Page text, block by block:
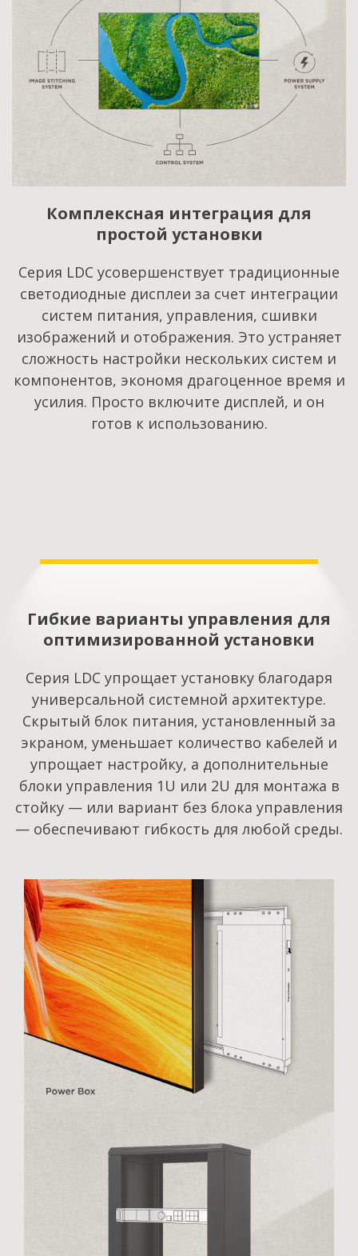
Комплексная интеграция для
простой установки
Серия LDC усовершенствует традиционные
светодиодные дисплеи за счет интеграции
систем питания, управления, сшивки
изображений и отображения. Это устраняет
сложность настройки нескольких систем и
компонентов, экономя драгоценное время и
усилия. Просто включите дисплей, и он
готов к использованию.
Гибкие варианты управления для
оптимизированной установки
Серия LDC упрощает установку благодаря
универсальной системной архитектуре.
Скрытый блок питания, установленный за
экраном, уменьшает количество кабелей и
упрощает настройку, а дополнительные
блоки управления 1U или 2U для монтажа в
стойку — или вариант без блока управления
— обеспечивают гибкость для любой среды.